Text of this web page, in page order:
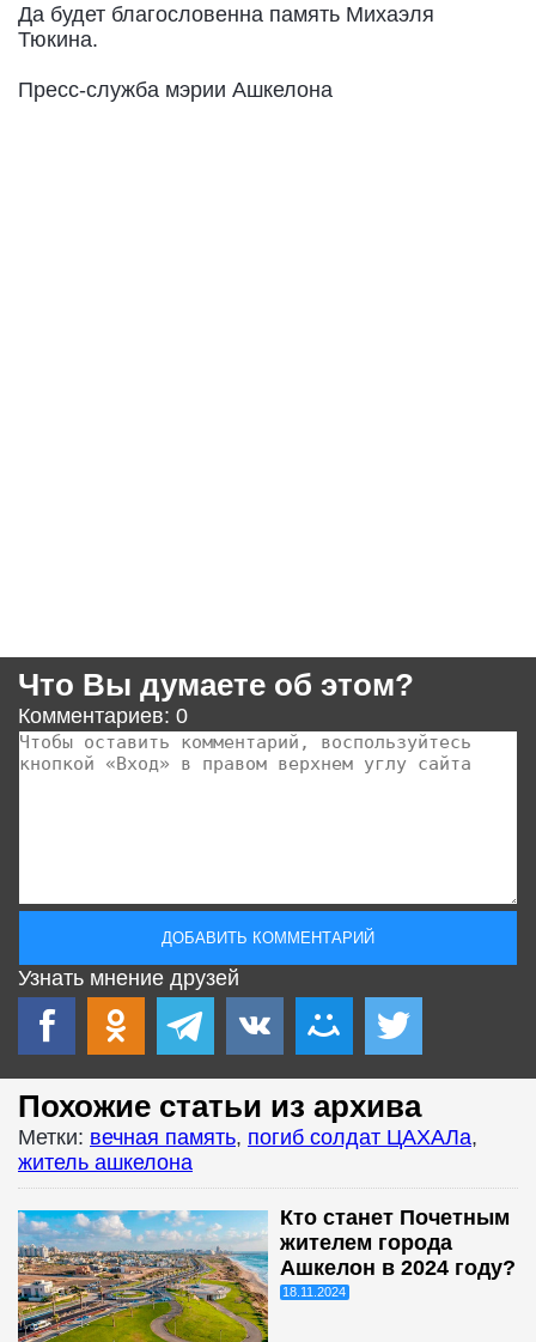
Да будет благословенна память Михаэля
Тюкина.
Пресс-служба мэрии Ашкелона
Что Вы думаете об этом?
Комментариев: 0
Узнать мнение друзей
Похожие статьи из архива
Метки: вечная память, погиб солдат ЦАХАЛа,
житель ашкелона
Кто станет Почетным
жителем города
Ашкелон в 2024 году?
18.11.2024